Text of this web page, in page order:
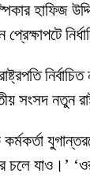
হাফিজ
সংসদ নতুন
কর্মকর্তা
চলে যাও।’